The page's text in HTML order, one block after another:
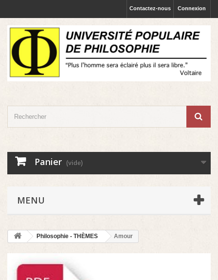
Connexion
Contactez-nous
Panier (vide)
MENU
Philosophie - THÈMES Amour